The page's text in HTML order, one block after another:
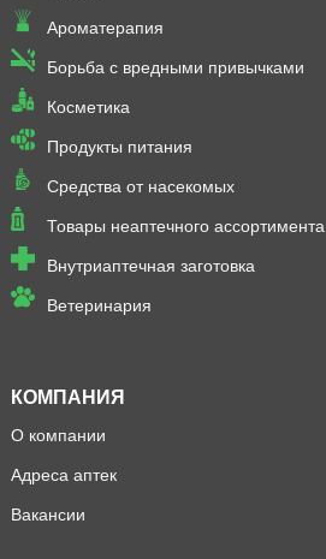
Ароматерапия
Борьба с вредными привычками
Косметика
Продукты питания
Средства от насекомых
Товары неаптечного ассортимента
Внутриаптечная заготовка
Ветеринария
КОМПАНИЯ
О компании
Адреса аптек
Вакансии